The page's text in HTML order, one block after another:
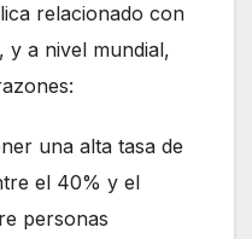
relacionado con
y a nivel mundial,
una alta tasa de
el 40% y el
personas